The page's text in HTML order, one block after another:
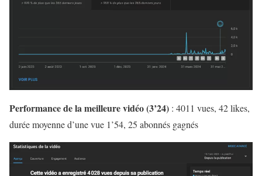
Performance de la meilleure vidéo (3’24) : 4011 vues, 42 likes,
durée moyenne d’une vue 1’54, 25 abonnés gagnés